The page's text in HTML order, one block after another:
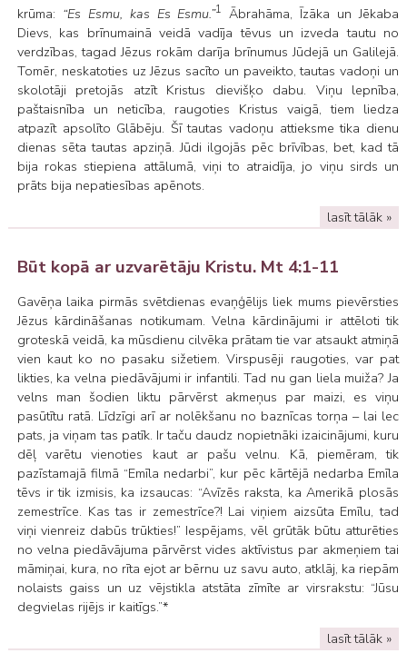
krūma: “Es Esmu, kas Es Esmu.”1 Ābrahāma, Īzāka un Jēkaba
Dievs, kas brīnumainā veidā vadīja tēvus un izveda tautu no
verdzības, tagad Jēzus rokām darīja brīnumus Jūdejā un Galilejā.
Tomēr, neskatoties uz Jēzus sacīto un paveikto, tautas vadoņi un
skolotāji pretojās atzīt Kristus dievišķo dabu. Viņu lepnība,
paštaisnība un neticība, raugoties Kristus vaigā, tiem liedza
atpazīt apsolīto Glābēju. Šī tautas vadoņu attieksme tika dienu
dienas sēta tautas apziņā. Jūdi ilgojās pēc brīvības, bet, kad tā
bija rokas stiepiena attālumā, viņi to atraidīja, jo viņu sirds un
prāts bija nepatiesības apēnots.
lasīt tālāk »
Būt kopā ar uzvarētāju Kristu. Mt 4:1-11
Gavēņa laika pirmās svētdienas evaņģēlijs liek mums pievērsties
Jēzus kārdināšanas notikumam. Velna kārdinājumi ir attēloti tik
groteskā veidā, ka mūsdienu cilvēka prātam tie var atsaukt atmiņā
vien kaut ko no pasaku sižetiem. Virspusēji raugoties, var pat
likties, ka velna piedāvājumi ir infantili. Tad nu gan liela muiža? Ja
velns man šodien liktu pārvērst akmeņus par maizi, es viņu
pasūtītu ratā. Līdzīgi arī ar nolēkšanu no baznīcas torņa – lai lec
pats, ja viņam tas patīk. Ir taču daudz nopietnāki izaicinājumi, kuru
dēļ varētu vienoties kaut ar pašu velnu. Kā, piemēram, tik
pazīstamajā filmā “Emīla nedarbi”, kur pēc kārtējā nedarba Emīla
tēvs ir tik izmisis, ka izsaucas: “Avīzēs raksta, ka Amerikā plosās
zemestrīce. Kas tas ir zemestrīce?! Lai viņiem aizsūta Emīlu, tad
viņi vienreiz dabūs trūkties!” Iespējams, vēl grūtāk būtu atturēties
no velna piedāvājuma pārvērst vides aktīvistus par akmeņiem tai
māmiņai, kura, no rīta ejot ar bērnu uz savu auto, atklāj, ka riepām
nolaists gaiss un uz vējstikla atstāta zīmīte ar virsrakstu: “Jūsu
degvielas rijējs ir kaitīgs.”*
lasīt tālāk »